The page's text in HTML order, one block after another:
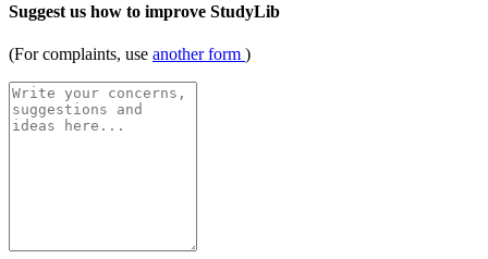
Suggest us how to improve StudyLib
(For complaints, use another form )